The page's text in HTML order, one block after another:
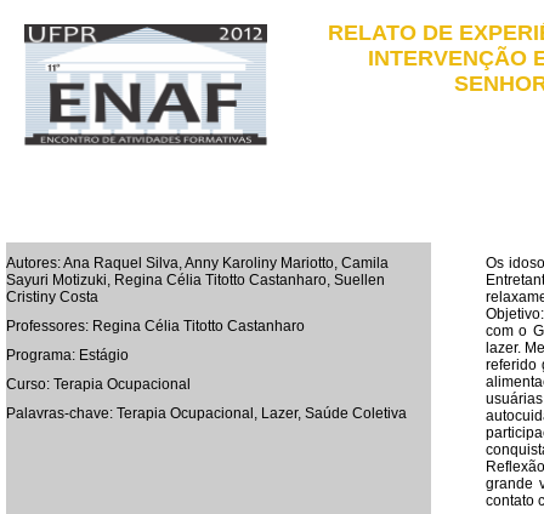
RELATO DE
INTERVENÇÃO
Autores: Ana Raquel Silva, Anny Karoliny Mariotto, Camila
Sayuri Motizuki, Regina Célia Titotto Castanharo, Suellen
Cristiny Costa
Professores: Regina Célia Titotto Castanharo
Programa: Estágio
Curso: Terapia Ocupacional
Palavras-chave: Terapia Ocupacional, Lazer, Saúde Coletiva
Os
com o
lazer.
referido
grande
contato